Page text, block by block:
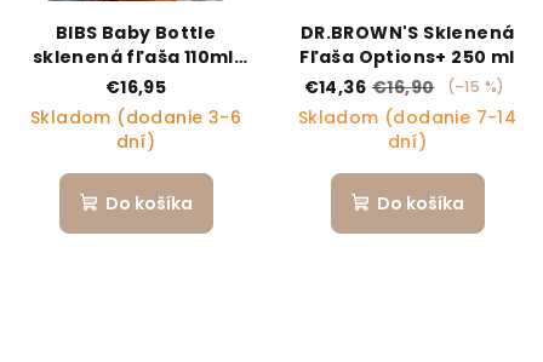
BIBS Baby Bottle
sklenená fľaša 110ml,
Cloud
€16,95
Skladom (dodanie 3-6
dní)
Do košíka
DR.BROWN'S Sklenená
Fľaša Options+ 250 ml
€14,36 €16,90 (–15 %)
Skladom (dodanie 7-14
dní)
Do košíka